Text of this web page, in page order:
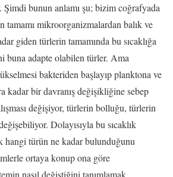
Şimdi bunun anlamı şu; bizim coğrafyada
tamamı mikroorganizmalardan balık ve
giden türlerin tamamında bu sıcaklığa
buna adapte olabilen türler. Ama
bakteriden başlayıp planktona ve
kadar bir davranış değişikliğine sebep
değişiyor, türlerin bolluğu, türlerin
Dolayısıyla bu sıcaklık
hangi türün ne kadar bulunduğunu
ortaya konup ona göre
nasıl değiştiğini tanımlamak